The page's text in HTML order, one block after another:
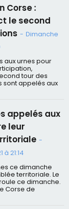
Corse :
le second
- Dimanche
aux urnes pour
tour des
sont appelés aux
appelés aux
leur
-
à 21:14
ce dimanche
territoriale. Le
ce dimanche.
Corse de